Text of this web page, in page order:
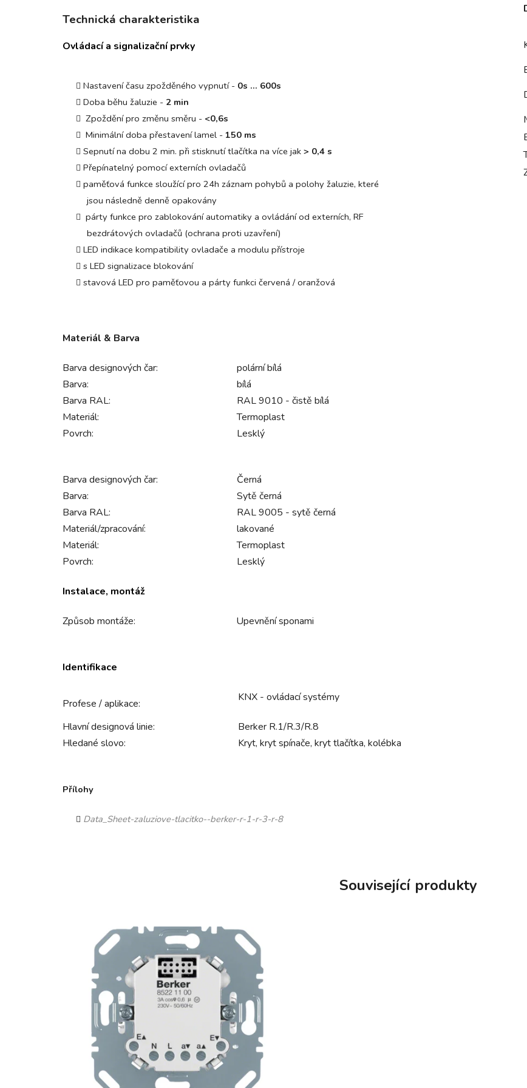
Technická charakteristika
Ovládací a signalizační prvky
Nastavení času zpožděného vypnutí - 0s ... 600s
Doba běhu žaluzie - 2 min
Zpoždění pro změnu směru - <0,6s
Minimální doba přestavení lamel - 150 ms
Sepnutí na dobu 2 min. při stisknutí tlačítka na více jak > 0,4 s
Přepínatelný pomocí externích ovladačů
paměťová funkce sloužící pro 24h záznam pohybů a polohy žaluzie, které
jsou následně denně opakovány
párty funkce pro zablokování automatiky a ovládání od externích, RF
bezdrátových ovladačů (ochrana proti uzavření)
LED indikace kompatibility ovladače a modulu přístroje
s LED signalizace blokování
stavová LED pro paměťovou a párty funkci červená / oranžová
Materiál & Barva
Barva designových čar:
polární bílá
Barva:
bílá
Barva RAL:
RAL 9010 - čistě bílá
Materiál:
Termoplast
Povrch:
Lesklý
Barva designových čar:
Černá
Barva:
Sytě černá
Barva RAL:
RAL 9005 - sytě černá
Materiál/zpracování:
lakované
Materiál:
Termoplast
Povrch:
Lesklý
Instalace, montáž
Způsob montáže: Upevnění sponami
Identifikace
Profese / aplikace: KNX - ovládací systémy
Hlavní designová linie:
Berker R.1/R.3/R.8
Hledané slovo:
Kryt, kryt spínače, kryt tlačítka, kolébka
Přílohy
Data_Sheet-zaluziove-tlacitko--berker-r-1-r-3-r-8
Související produkty